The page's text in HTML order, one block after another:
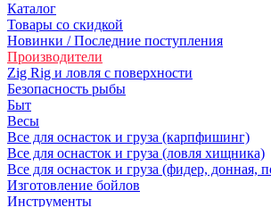
Каталог
Товары со скидкой
Новинки / Последние поступления
Производители
Zig Rig и ловля с поверхности
Безoпасность рыбы
Быт
Весы
Все для оснасток и груза (карпфишинг)
Все для оснасток и груза (ловля хищника)
Все для оснасток и груза (фидер, донная,
Изготовление бойлов
Инструменты